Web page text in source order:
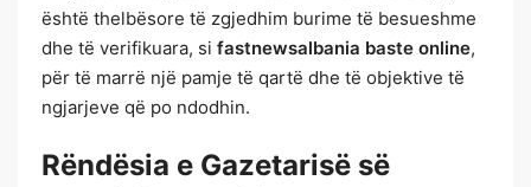
është thelbësore të zgjedhim burime të besueshme
dhe të verifikuara, si fastnewsalbania baste online,
për të marrë një pamje të qartë dhe të objektive të
ngjarjeve që po ndodhin.
Rëndësia e Gazetarisë së